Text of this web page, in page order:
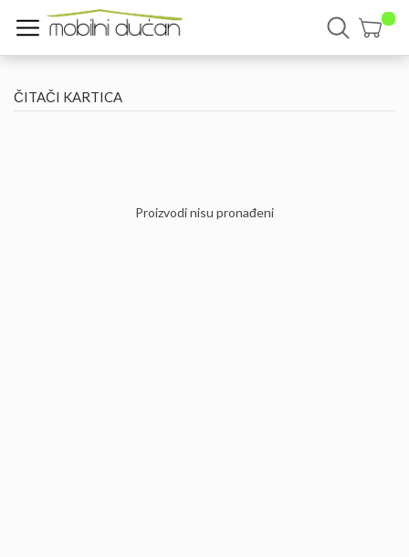
ČITAČI KARTICA
Proizvodi nisu pronađeni